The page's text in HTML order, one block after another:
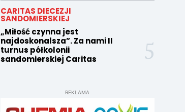
CARITAS DIECEZJI
SANDOMIERSKIEJ
„Miłość czynna jest
najdoskonalsza”. Za nami II
turnus półkolonii
sandomierskiej Caritas
REKLAMA